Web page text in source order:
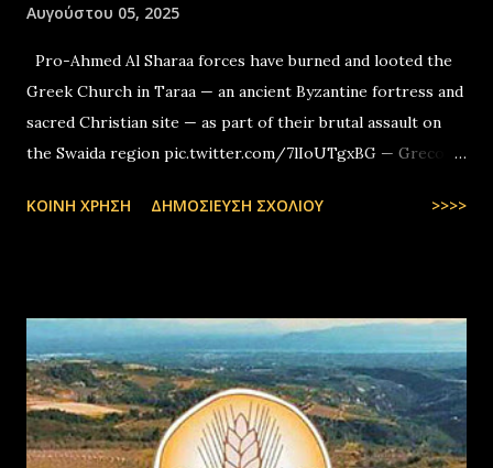
Αυγούστου 05, 2025
Pro-Ahmed Al Sharaa forces have burned and looted the
Greek Church in Taraa — an ancient Byzantine fortress and
sacred Christian site — as part of their brutal assault on
the Swaida region pic.twitter.com/7lIoUTgxBG — Greco-
ΚΟΙΝΉ ΧΡΉΣΗ ΔΗΜΟΣΊΕΥΣΗ ΣΧΟΛΊΟΥ >>>>